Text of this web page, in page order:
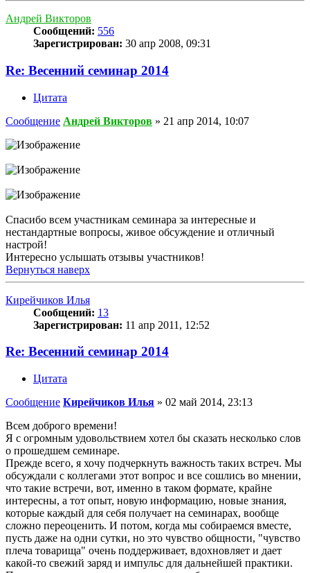
Андрей Викторов
Сообщений: 556
Зарегистрирован: 30 апр 2008, 09:31
Re: Весенний семинар 2014
Цитата
Сообщение Андрей Викторов » 21 апр 2014, 10:07
Спасибо всем участникам семинара за интересные и
нестандартные вопросы, живое обсуждение и отличный
настрой!
Интересно услышать отзывы участников!
Вернуться наверх
Кирейчиков Илья
Сообщений: 13
Зарегистрирован: 11 апр 2011, 12:52
Re: Весенний семинар 2014
Цитата
Сообщение Кирейчиков Илья » 02 май 2014, 23:13
Всем доброго времени!
Я с огромным удовольствием хотел бы сказать несколько слов
о прошедшем семинаре.
Прежде всего, я хочу подчеркнуть важность таких встреч. Мы
обсуждали с коллегами этот вопрос и все сошлись во мнении,
что такие встречи, вот, именно в таком формате, крайне
интересны, а тот опыт, новую информацию, новые знания,
которые каждый для себя получает на семинарах, вообще
сложно переоценить. И потом, когда мы собираемся вместе,
пусть даже на одни сутки, но это чувство общности, "чувство
плеча товарища" очень поддерживает, вдохновляет и дает
какой-то свежий заряд и импульс для дальнейшей практики.